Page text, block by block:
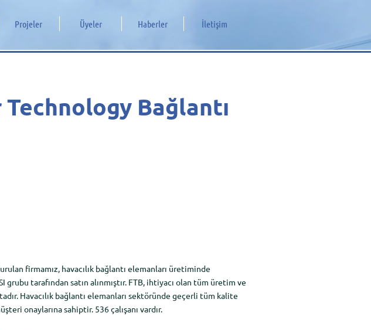
Projeler Üyeler Haberler İletişim
Bağlantı
firmamız, havacılık bağlantı elemanları üretiminde
grubu tarafından satın alınmıştır. FTB, ihtiyacı olan tüm üretim ve
Havacılık bağlantı elemanları sektöründe geçerli tüm kalite
onaylarına sahiptir. 536 çalışanı vardır.